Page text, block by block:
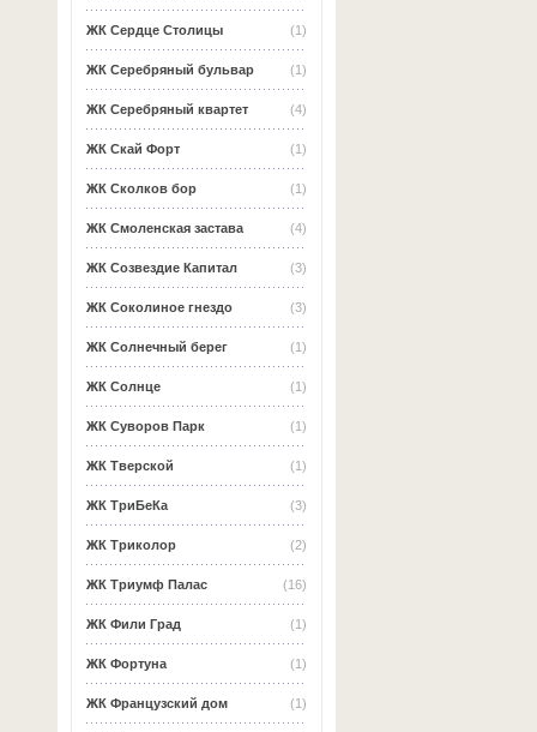
(1)
ЖК Сердце Столицы
(1)
ЖК Серебряный бульвар
(4)
ЖК Серебряный квартет
(1)
ЖК Скай Форт
(1)
ЖК Сколков бор
(4)
ЖК Смоленская застава
(3)
ЖК Созвездие Капитал
(3)
ЖК Соколиное гнездо
(1)
ЖК Солнечный берег
(1)
ЖК Солнце
(1)
ЖК Суворов Парк
(1)
ЖК Тверской
(3)
ЖК ТриБеКа
(2)
ЖК Триколор
(16)
ЖК Триумф Палас
(1)
ЖК Фили Град
(1)
ЖК Фортуна
(1)
ЖК Французский дом